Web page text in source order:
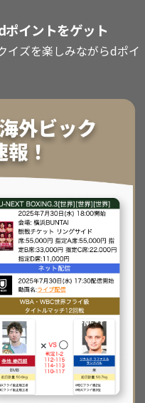
ポイントをゲット
イズを楽しみながらdポイ